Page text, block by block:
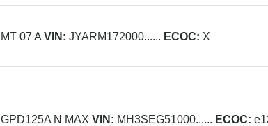
MT 07 A VIN: JYARM172000...... ECOC: X
GPD125A N MAX VIN: MH3SEG51000...... ECOC: